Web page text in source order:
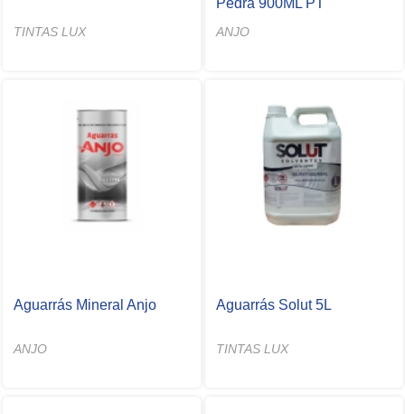
TINTAS LUX ANJO
Aguarrás Mineral Anjo
ANJO
Aguarrás Solut 5L
TINTAS LUX